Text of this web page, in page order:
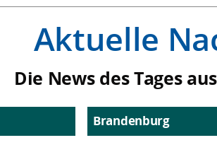
Aktuelle
Die News des Tages
Brandenburg